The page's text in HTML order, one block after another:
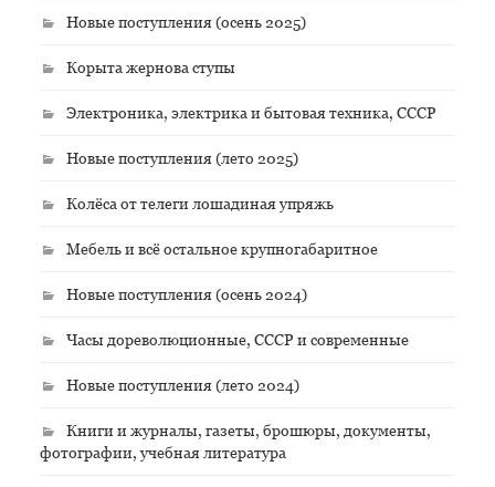
Новые поступления (осень 2025)
Корыта жернова ступы
Электроника, электрика и бытовая техника, СССР
Новые поступления (лето 2025)
Колёса от телеги лошадиная упряжь
Мебель и всё остальное крупногабаритное
Новые поступления (осень 2024)
Часы дореволюционные, СССР и современные
Новые поступления (лето 2024)
Книги и журналы, газеты, брошюры, документы,
фотографии, учебная литература